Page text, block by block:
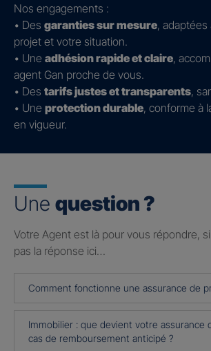
Nos engagements :
• Des garanties sur mesure,
projet et votre situation.
• Une adhésion rapide et claire,
agent Gan proche de vous.
• Des tarifs justes et transparents,
• Une protection durable, conforme à
en vigueur.
Une question ?
Votre Agent est là pour vous répondre,
pas la réponse ici…
Comment fonctionne une assurance de
Immobilier : que devient votre assurance
cas de remboursement anticipé ?